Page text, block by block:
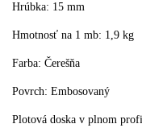
Hrúbka: 15 mm
Hmotnosť na 1 mb: 1,9 kg
Farba: Čerešňa
Povrch: Embosovaný
Plotová doska v plnom